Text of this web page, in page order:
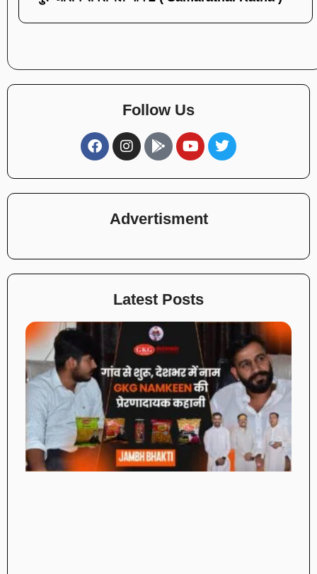
Follow Us
Advertisment
Latest Posts